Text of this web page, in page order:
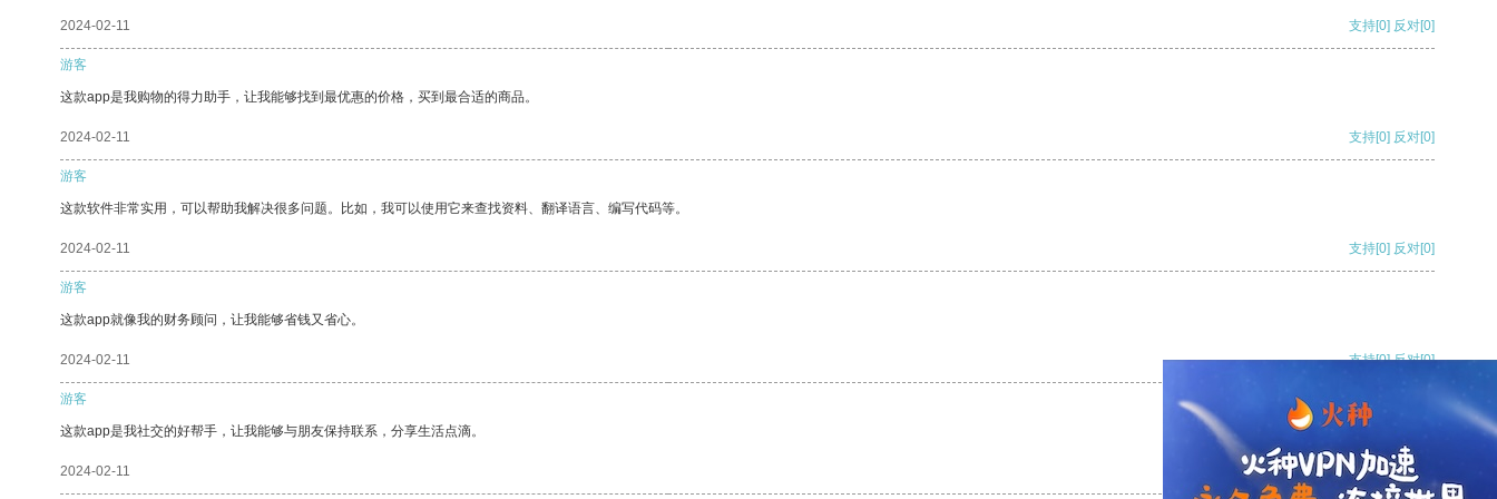
2024-02-11 支持[0] 反对[0]
游客
这款app是我购物的得力助手，让我能够找到最优惠的价格，买到最合适的商品。
2024-02-11 支持[0] 反对[0]
游客
这款软件非常实用，可以帮助我解决很多问题。比如，我可以使用它来查找资料、翻译语言、编写代码等。
2024-02-11 支持[0] 反对[0]
游客
这款app就像我的财务顾问，让我能够省钱又省心。
2024-02-11 支持[0] 反对[0]
游客
这款app是我社交的好帮手，让我能够与朋友保持联系，分享生活点滴。
2024-02-11 支持[0] 反对